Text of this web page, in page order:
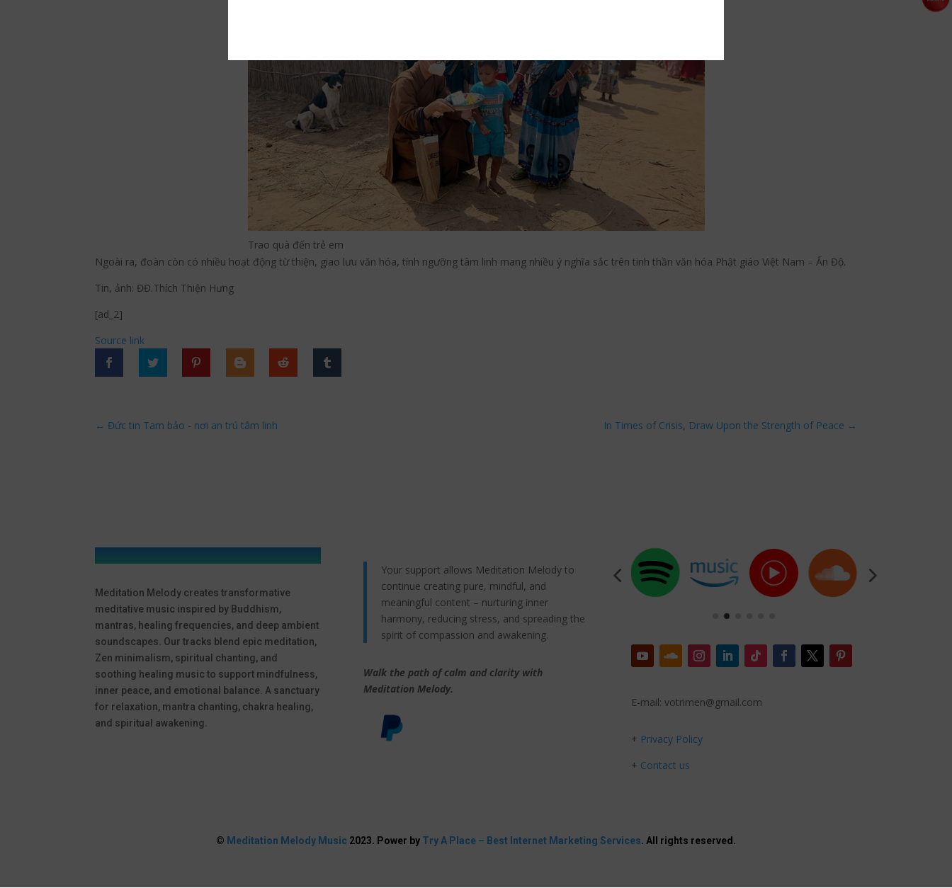
Trao quà đến trẻ em
Ngoài ra, đoàn còn có nhiều hoạt động từ thiện, giao lưu văn hóa, tính ngưỡng tâm linh mang nhiều ý nghĩa sắc trên tinh thần văn hóa Phật giáo Việt Nam – Ấn Độ.
Tin, ảnh: ĐĐ.Thích Thiện Hưng
[ad_2]
Source link
← Đức tin Tam bảo - nơi an trú tâm linh In Times of Crisis, Draw Upon the Strength of Peace →
Meditation Melody creates transformative
meditative music inspired by Buddhism,
mantras, healing frequencies, and deep ambient
soundscapes. Our tracks blend epic meditation,
Zen minimalism, spiritual chanting, and
soothing healing music to support mindfulness,
inner peace, and emotional balance. A sanctuary
for relaxation, mantra chanting, chakra healing,
and spiritual awakening.
Your support allows Meditation Melody to
continue creating pure, mindful, and
meaningful content – nurturing inner
harmony, reducing stress, and spreading the
spirit of compassion and awakening.
Walk the path of calm and clarity with
Meditation Melody.
E-mail: votrimen@gmail.com
+ Privacy Policy
+ Contact us
© Meditation Melody Music 2023. Power by Try A Place – Best Internet Marketing Services. All rights reserved.